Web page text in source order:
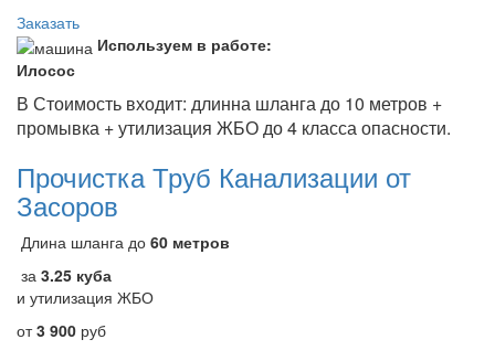
Заказать
Используем в работе:
Илосос
В Стоимость входит: длинна шланга до 10 метров +
промывка + утилизация ЖБО до 4 класса опасности.
Прочистка Труб Канализации от
Засоров
Длина шланга до 60 метров
за 3.25 куба
и утилизация ЖБО
от3 900 руб